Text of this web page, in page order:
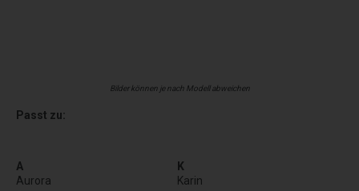
Bilder können je nach Modell abweichen
Passt zu:
A
Aurora
K
Karin